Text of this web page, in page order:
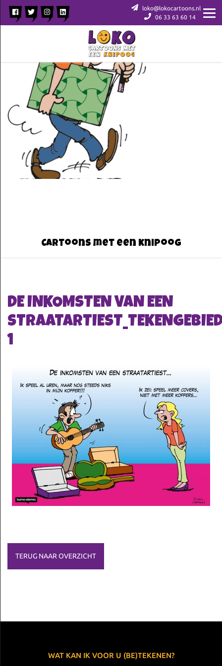
loko@lokocartoons.nl
06 33 63 60 14
Cartoons met een knipoog
DE INKOMSTEN VAN EEN
1
TERUG NAAR OVERZICHT
WAT KAN IK VOOR U (BE)TEKENEN?